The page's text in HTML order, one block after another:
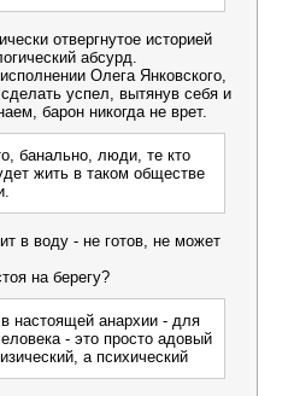
отвергнутое историей
абсурд.
Олега Янковского,
успел, вытянув себя и
барон никогда не врет.
банально, люди, те кто
жить в таком обществе
в воду - не готов, не может
на берегу?
настоящей анархии - для
- это просто адовый
а психический